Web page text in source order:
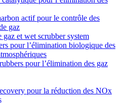
actif pour le contrôle des
gaz
gaz et wet scrubber system
pour l’élimination biologique des
pour l’élimination des gaz
pour la réduction des NOx